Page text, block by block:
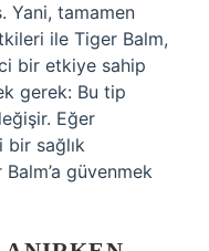
Yani, tamamen
ile Tiger Balm,
bir etkiye sahip
gerek: Bu tip
Eğer
bir sağlık
güvenmek